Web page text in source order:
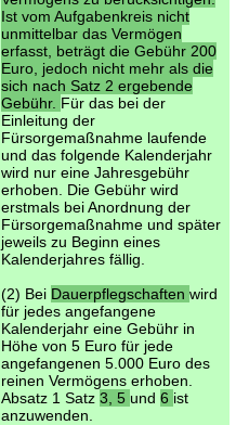
Ist vom Aufgabenkreis nicht
unmittelbar das Vermögen
erfasst, beträgt die Gebühr 200
Euro, jedoch nicht mehr als die
sich nach Satz 2 ergebende
Gebühr. Für das bei der
Einleitung der
Fürsorgemaßnahme laufende
und das folgende Kalenderjahr
wird nur eine Jahresgebühr
erhoben. Die Gebühr wird
erstmals bei Anordnung der
Fürsorgemaßnahme und später
jeweils zu Beginn eines
Kalenderjahres fällig.
(2) Bei Dauerpflegschaften wird
für jedes angefangene
Kalenderjahr eine Gebühr in
Höhe von 5 Euro für jede
angefangenen 5.000 Euro des
reinen Vermögens erhoben.
Absatz 1 Satz 3, 5 und 6 ist
anzuwenden.